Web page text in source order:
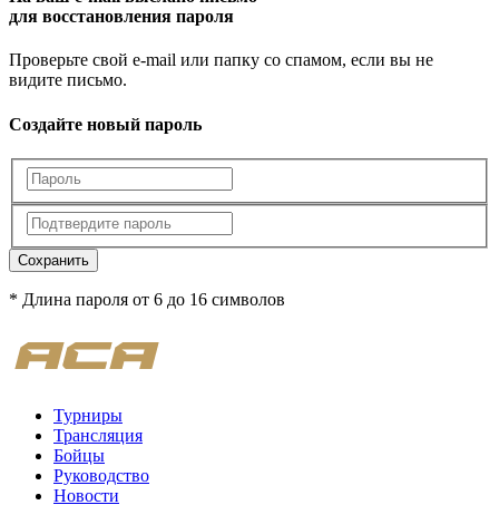
для восстановления пароля
Проверьте свой e-mail или папку со спамом, если вы не
видите письмо.
Создайте новый пароль
Сохранить
* Длина пароля от 6 до 16 символов
Турниры
Трансляция
Бойцы
Руководство
Новости